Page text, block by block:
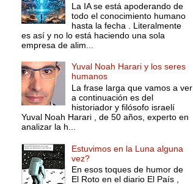
La IA se está apoderando de
todo el conocimiento humano
hasta la fecha . Literalmente
es así y no lo está haciendo una sola
empresa de alim...
Yuval Noah Harari y los seres
humanos
La frase larga que vamos a ver
a continuación es del
historiador y filósofo israelí
Yuval Noah Harari , de 50 años, experto en
analizar la h...
Estuvimos en la Luna alguna
vez?
En esos toques de humor de
El Roto en el diario El País ,